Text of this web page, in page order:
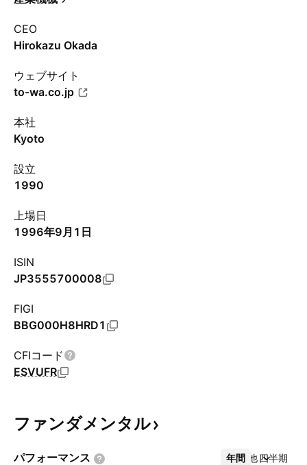
CEO
Hirokazu Okada
ウェブサイト
to-wa.co.jp
本社
Kyoto
設立
1990
上場日
1996年9月1日
ISIN
JP3555700008
FIGI
BBG000H8HRD1
CFIコード
ESVUFR
ファンダメンタル
パフォーマンス 年間 四半期
その他